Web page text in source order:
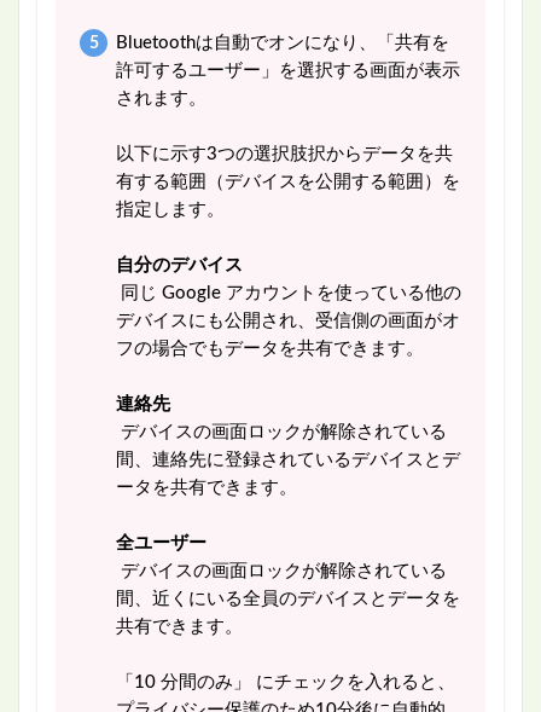
Bluetoothは自動でオンになり、「共有を
許可するユーザー」を選択する画面が表示
されます。
以下に示す3つの選択肢択からデータを共
有する範囲（デバイスを公開する範囲）を
指定します。
自分のデバイス
同じ Google アカウントを使っている他の
デバイスにも公開され、受信側の画面がオ
フの場合でもデータを共有できます。
連絡先
デバイスの画面ロックが解除されている
間、連絡先に登録されているデバイスとデ
ータを共有できます。
全ユーザー
デバイスの画面ロックが解除されている
間、近くにいる全員のデバイスとデータを
共有できます。
「10 分間のみ」 にチェックを入れると、